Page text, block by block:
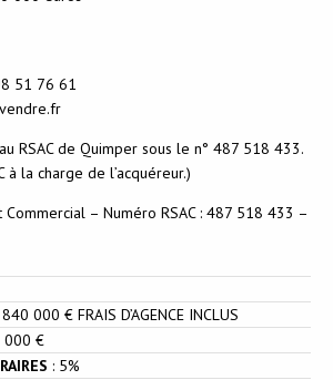
51 76 61
RSAC de Quimper sous le n° 487 518 433.
à la charge de l’acquéreur.)
Commercial – Numéro RSAC : 487 518 433 –
840 000 € FRAIS D’AGENCE INCLUS
000 €
: 5%